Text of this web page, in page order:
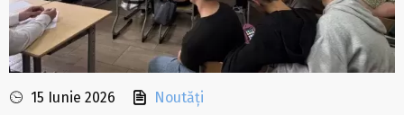
15 Iunie 2026 Noutăți